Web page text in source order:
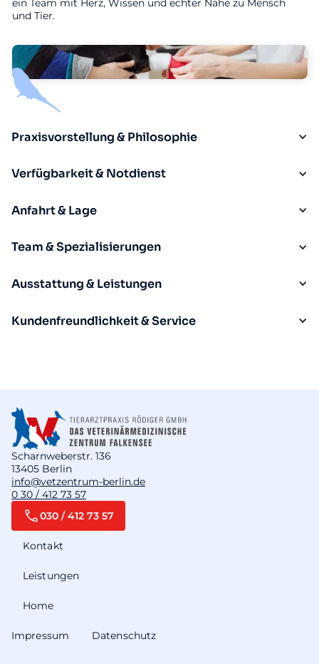
ein Team mit Herz, Wissen und echter Nähe zu Mensch
und Tier.
Praxisvorstellung & Philosophie
Verfügbarkeit & Notdienst
Anfahrt & Lage
Team & Spezialisierungen
Ausstattung & Leistungen
Kundenfreundlichkeit & Service
Scharnweberstr. 136
13405 Berlin
info@vetzentrum-berlin.de
0 30 / 412 73 57
Home
Leistungen
Kontakt
030 / 412 73 57
Impressum Datenschutz